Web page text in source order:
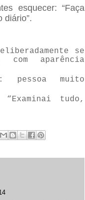
esquecer: “Faça
diário”.
se
com aparência
pessoa muito
tudo,